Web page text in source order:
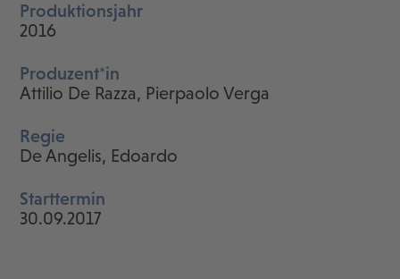
Produktionsjahr
2016
Produzent*in
Attilio De Razza, Pierpaolo Verga
Regie
De Angelis, Edoardo
Starttermin
30.09.2017